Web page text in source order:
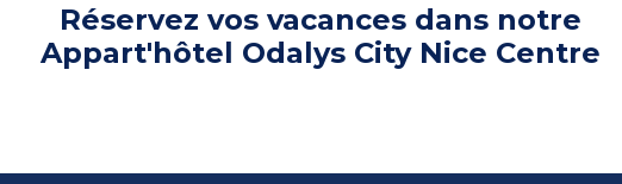
Réservez vos vacances dans notre
Appart'hôtel Odalys City Nice Centre